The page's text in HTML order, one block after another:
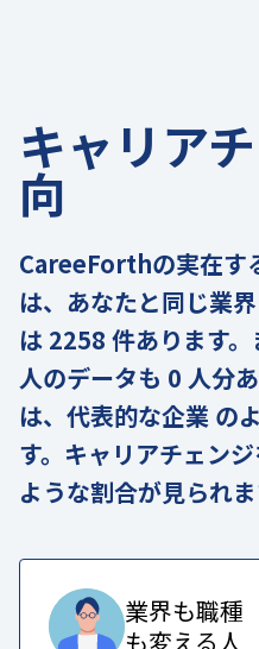
キャリア
向
CareeForthの実在す
は、あなたと同じ業
は 2258 件あります
人のデータも 0 人分
は、代表的な企業 の
す。キャリアチェン
ような割合が見られま
業界も職種
も変える人